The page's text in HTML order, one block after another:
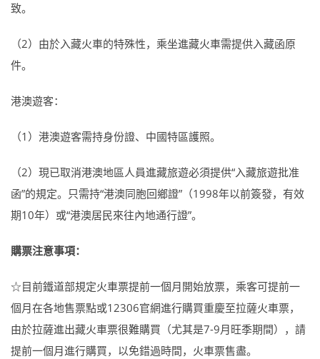
致。
（2）由於入藏火車的特殊性，乘坐進藏火車需提供入藏函原
件。
港澳遊客：
（1）港澳遊客需持身份證、中國特區護照。
（2）現已取消港澳地區人員進藏旅遊必須提供“入藏旅遊批准
函”的規定。只需持“港澳同胞回鄉證”（1998年以前簽發，有效
期10年）或“港澳居民來往內地通行證”。
購票注意事項：
☆目前鐵道部規定火車票提前一個月開始放票，乘客可提前一
個月在各地售票點或12306官網進行購買重慶至拉薩火車票，
由於拉薩進出藏火車票很難購買（尤其是7-9月旺季期間），請
提前一個月進行購買，以免錯過時間，火車票售盡。